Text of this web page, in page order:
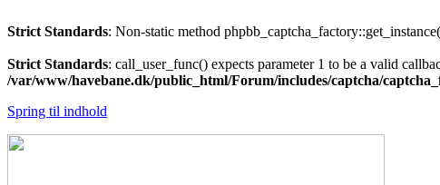
Strict Standards: Non-static method
Strict Standards: call_user_func() expects parameter 1 to be a valid
/var/www/havebane.dk/public_html/Forum/includes/captcha/
Spring til indhold